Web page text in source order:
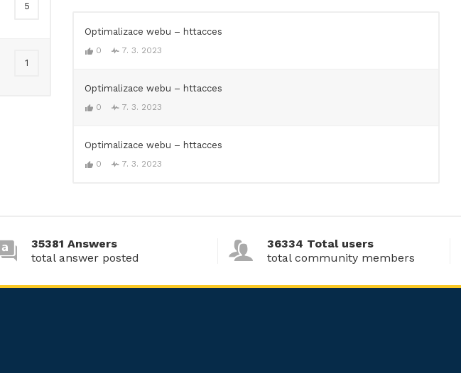
5
1
Optimalizace webu – httacces
0 7. 3. 2023
Optimalizace webu – httacces
0 7. 3. 2023
Optimalizace webu – httacces
0 7. 3. 2023
35381 Answers
total answer posted
36334 Total users
total community members